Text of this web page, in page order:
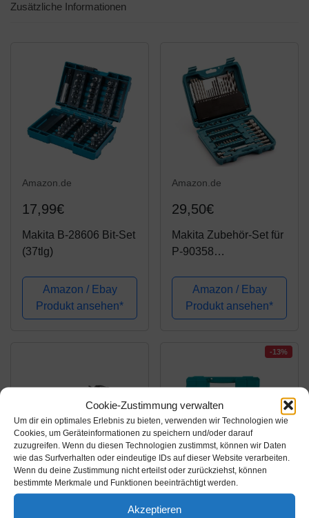
Cookie-Zustimmung verwalten
Um dir ein optimales Erlebnis zu bieten, verwenden wir Technologien wie
Cookies, um Geräteinformationen zu speichern und/oder darauf
zuzugreifen. Wenn du diesen Technologien zustimmst, können wir Daten
wie das Surfverhalten oder eindeutige IDs auf dieser Website verarbeiten.
Wenn du deine Zustimmung nicht erteilst oder zurückziehst, können
bestimmte Merkmale und Funktionen beeinträchtigt werden.
Akzeptieren
Zusätzliche Informationen
Amazon.de
17,99€
Makita B-28606 Bit-Set
(37tlg)
Amazon / Ebay
Produkt ansehen*
Amazon.de
29,50€
Makita Zubehör-Set für
P-90358
Amazon / Ebay
Produkt ansehen*
Amazon.de
-13%
Amazon.de
77,95€